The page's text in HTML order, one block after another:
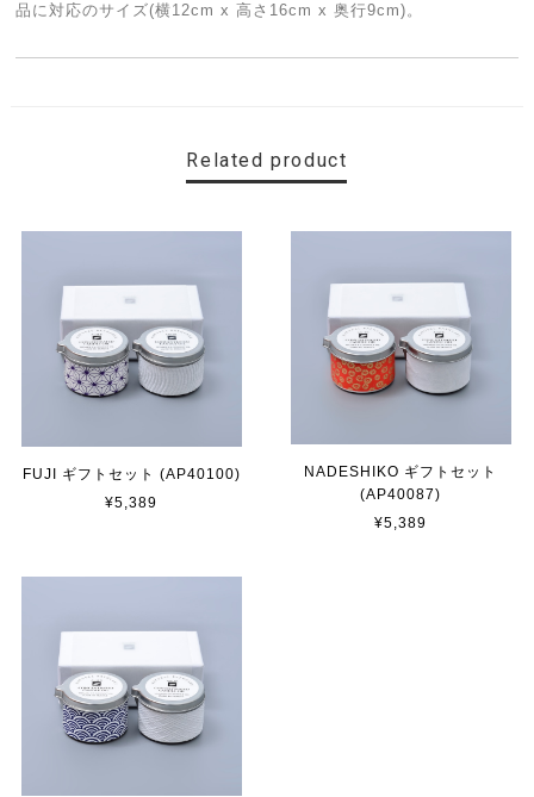
品に対応のサイズ(横12cm x 高さ16cm x 奥行9cm)。
Related product
FUJI ギフトセット (AP40100)
¥5,389
NADESHIKO ギフトセット
(AP40087)
¥5,389